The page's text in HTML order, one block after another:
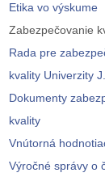
Etika vo výskume
Zabezpečovanie
Rada pre
kvality Univerzity
Dokumenty
kvality
Vnútorná
Výročné správy o